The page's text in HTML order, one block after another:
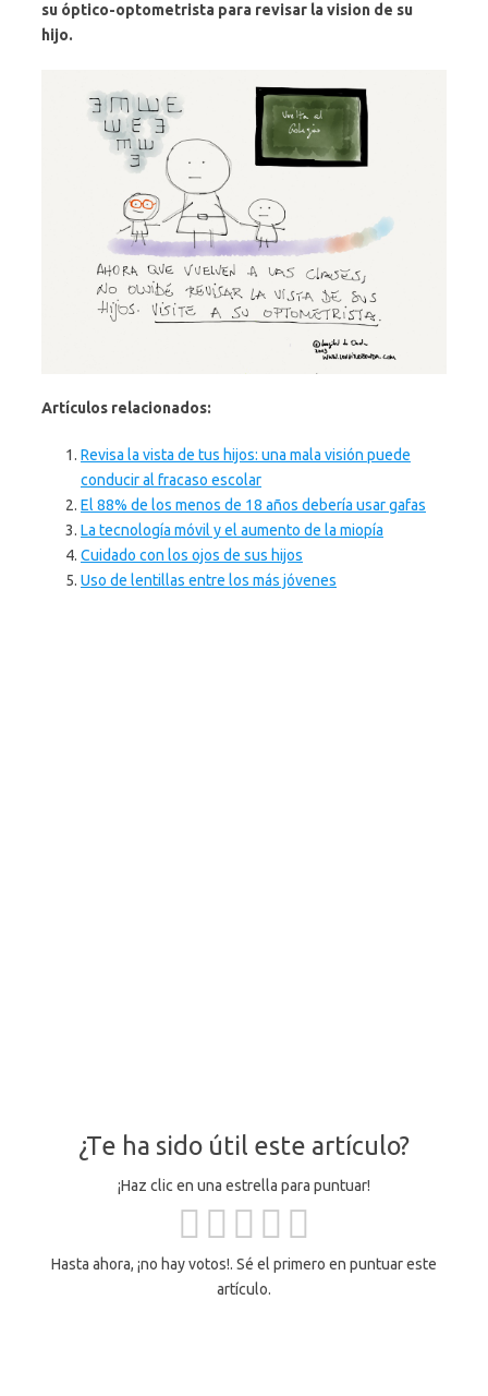
su óptico-optometrista para revisar la vision de su
hijo.
Artículos relacionados:
Revisa la vista de tus hijos: una mala visión puede
conducir al fracaso escolar
El 88% de los menos de 18 años debería usar gafas
La tecnología móvil y el aumento de la miopía
Cuidado con los ojos de sus hijos
Uso de lentillas entre los más jóvenes
¿Te ha sido útil este artículo?
¡Haz clic en una estrella para puntuar!
Hasta ahora, ¡no hay votos!. Sé el primero en puntuar este
artículo.